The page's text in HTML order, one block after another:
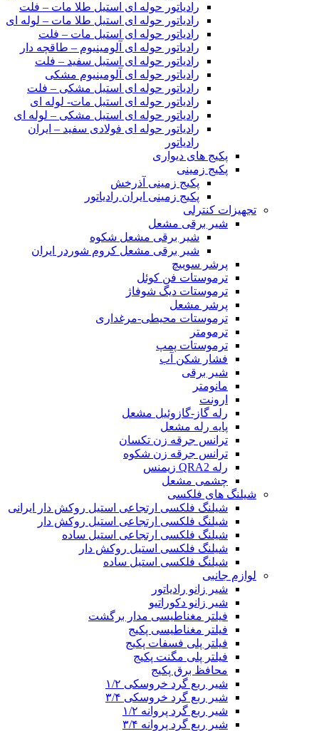
رادیاتور حوله ای استیل طلا مات – فلت
رادیاتور حوله ای استیل طلا مات – لوله ای
رادیاتور حوله ای استیل مات – فلت
رادیاتور حوله ای آلومینیوم – طاقچه دار
رادیاتور حوله ای استیل سفید – فلت
رادیاتور حوله ای آلومینیوم مشکی
رادیاتور حوله ای استیل مشکی – فلت
رادیاتور حوله ای استیل مات- لوله ای
رادیاتور حوله ای استیل مشکی – لوله ای
رادیاتور حوله ای فولادی سفید – ایران
رادیاتور
پکیج های دیواری
پکیج زمینی
پکیج زمینی آذرخش
پکیج زمینی ایران رادیاتور
تجهیزات کنترلی
شیر برقی مشعل
شیر برقی مشعل شکوه
شیر برقی مشعل کروم شوردر ایران
پرشر سوییچ
ترموستات فن کوئل
ترموستات دیگ شوفاژ
پرشر مشعل
ترموستات محیطی-مرغداری
ترمومتر
ترموستات پمپ
فشار شکن آب
شیر برقی
مانومتر
ارونت
رله گاز-گازوئیل مشعل
پایه رله مشعل
ترانس جرقه زن تکسان
ترانس جرقه زن شکوه
رله QRA2 زیمنس
چشمی مشعل
شیلنگ های فلکسی
شیلنگ فلکسی ارتجاعی استیل روکش دار ایرانی
شیلنگ فلکسی ارتجاعی استیل روکش دار
شیلنگ فلکسی ارتجاعی استیل ساده
شیلنگ فلکسی استیل روکش دار
شیلنگ فلکسی استیل ساده
لوازم جانبی
شیر زانو رادیاتور
شیر زانو دکوراتیو
فیلتر مغناطیسی مدار برگشت
فیلتر مغناطیسی پکیج
فیلتر پلی فسفات پکیج
فیلتر پلی مگنت پکیج
محافظ برق پکیج
شیر ربع گرد خروسکی ۱/۲
شیر ربع گرد خروسکی ۳/۴
شیر ربع گرد پروانه ۱/۲
شیر ربع گرد پروانه ۳/۴